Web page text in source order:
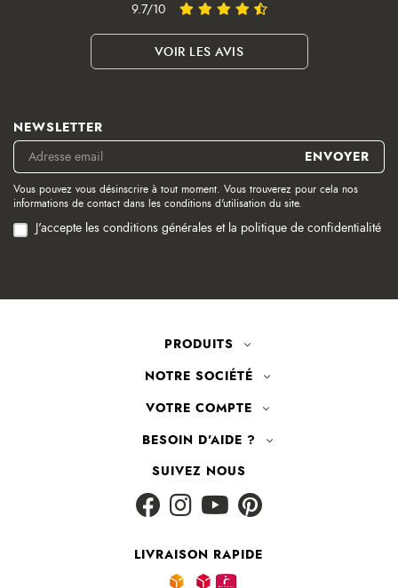
9.7/10
VOIR LES AVIS
NEWSLETTER
Vous pouvez vous désinscrire à tout moment. Vous trouverez pour cela nos
informations de contact dans les conditions d'utilisation du site.
J'accepte les conditions générales et la politique de confidentialité
PRODUITS
NOTRE SOCIÉTÉ
VOTRE COMPTE
BESOIN D'AIDE ?
SUIVEZ NOUS
LIVRAISON RAPIDE